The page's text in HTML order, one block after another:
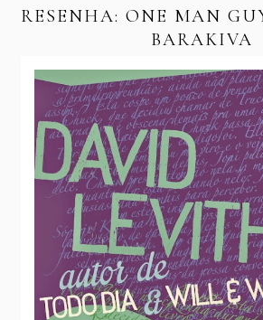
RESENHA: ONE MAN
BARAKIVA